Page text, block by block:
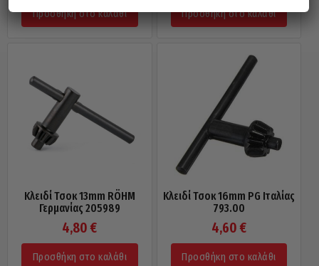
Προσθήκη στο καλάθι Προσθήκη στο καλάθι
Κλειδί Τσοκ 13mm RÖHM
Γερμανίας 205989
4,80€
Προσθήκη στο καλάθι
Κλειδί Τσοκ 16mm PG Ιταλίας
793.00
4,60 €
Προσθήκη στο καλάθι